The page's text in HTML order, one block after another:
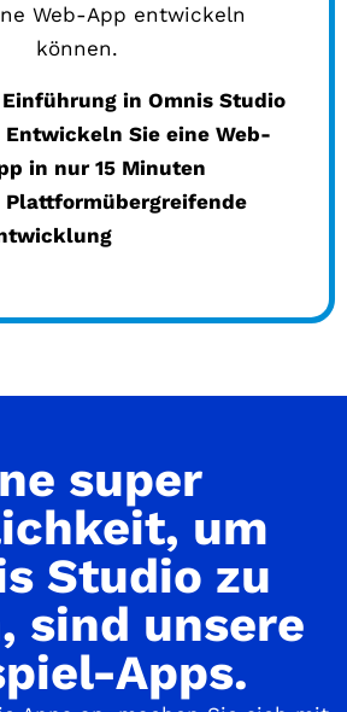
Web-App entwickeln
können.
Einführung in Omnis Studio
Entwickeln Sie eine Web-
in nur 15 Minuten
Plattformübergreifende
super
um
Studio zu
sind unsere
Apps.